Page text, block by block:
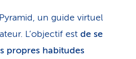
un guide virtuel
L’objectif est de se
propres habitudes